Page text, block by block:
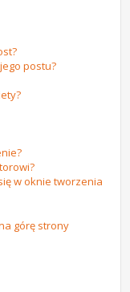
postu?
w oknie tworzenia
górę strony